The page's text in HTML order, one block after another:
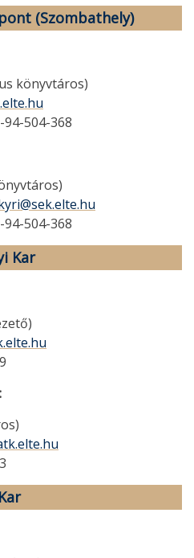
(Szombathely)
könyvtáros)
504-368
504-368
Kar